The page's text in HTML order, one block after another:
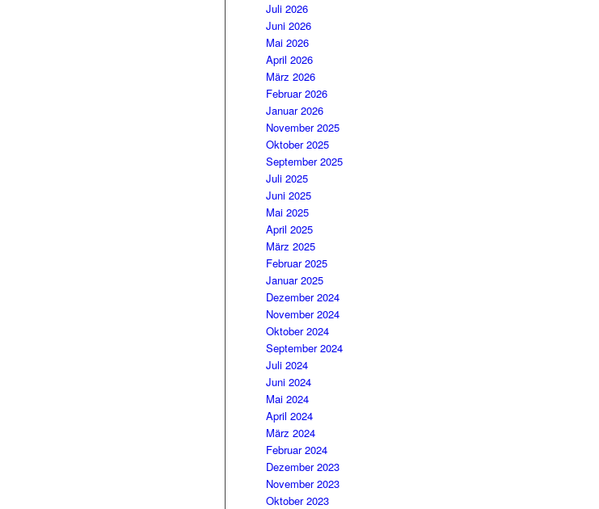
Juli 2026
Juni 2026
Mai 2026
April 2026
März 2026
Februar 2026
Januar 2026
November 2025
Oktober 2025
September 2025
Juli 2025
Juni 2025
Mai 2025
April 2025
März 2025
Februar 2025
Januar 2025
Dezember 2024
November 2024
Oktober 2024
September 2024
Juli 2024
Juni 2024
Mai 2024
April 2024
März 2024
Februar 2024
Dezember 2023
November 2023
Oktober 2023